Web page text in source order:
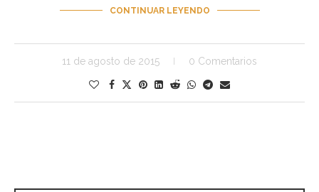
CONTINUAR LEYENDO
11 de agosto de 2015 0 Comentarios